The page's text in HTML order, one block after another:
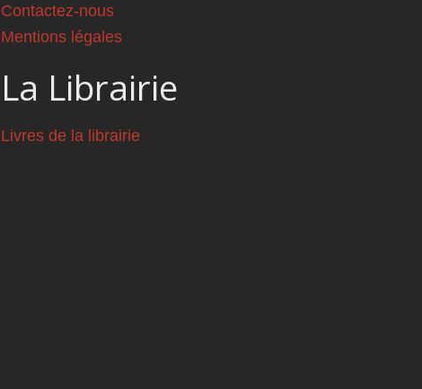
Contactez-nous
Mentions légales
La Librairie
Livres de la librairie